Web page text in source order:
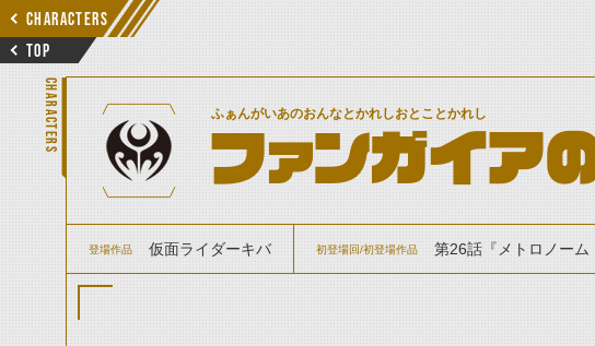
CHARACTERS
TOP
CHARACTERS ふぁんがいあのおんなとかれしおとことかれし
ファンガイア
登場作品 仮面ライダーキバ 初登場回/初登場作品 第26話『メトロノー